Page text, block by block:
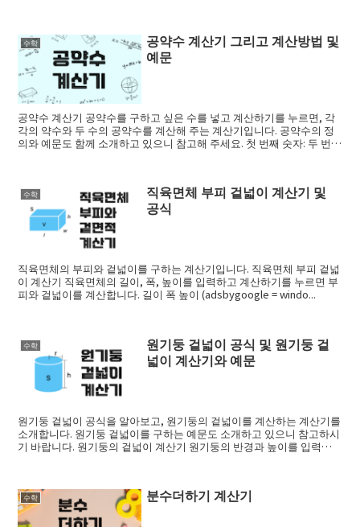
수학
공약수 계산기 그리고 계산방법 및
예문
공약수 계산기 공약수를 구하고 싶은 수를 넣고 계산하기를 누르면, 각
각의 약수와 두 수의 공약수를 계산해 주는 계산기입니다. 공약수의 정
의와 예문도 함께 소개하고 있으니 참고해 주세요. 첫 번째 숫자: 두 번째
수학
직육면체 부피 겉넓이 계산기 및
공식
직육면체의 부피와 겉넓이를 구하는 계산기입니다. 직육면체 부피 겉넓
이 계산기 직육면체의 길이, 폭, 높이를 입력하고 계산하기를 누르면 부
피와 겉넓이를 계산합니다. 길이 폭 높이 (adsbygoogle = windo...
수학
원기둥 겉넓이 공식 및 원기둥 겉
넓이 계산기와 예문
원기둥 겉넓이 공식을 알아보고, 원기둥의 겉넓이를 계산하는 계산기를
소개합니다. 원기둥 겉넓이를 구하는 예문도 소개하고 있으니 참고하시
기 바랍니다. 원기둥의 겉넓이 계산기 원기둥의 반경과 높이를 입력하
수학 분수더하기 계산기